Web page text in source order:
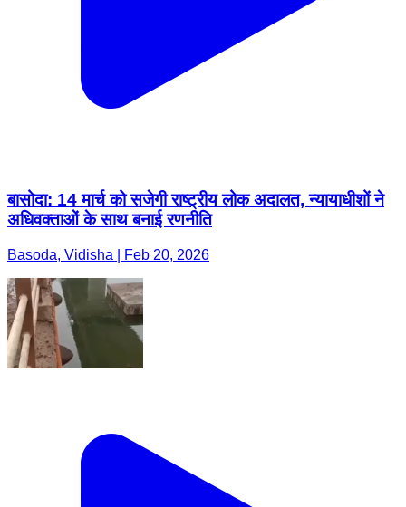
बासोदा: 14 मार्च को सजेगी राष्ट्रीय लोक अदालत, न्यायाधीशों ने
अधिवक्ताओं के साथ बनाई रणनीति
Basoda, Vidisha | Feb 20, 2026